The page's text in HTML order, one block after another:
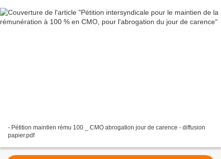
- Pétition maintien rému 100 _ CMO abrogation jour de carence - diffusion
papier.pdf